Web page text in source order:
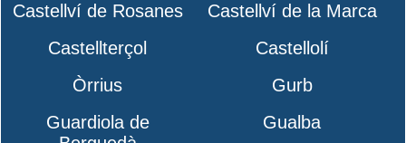
Castellví de Rosanes
Castellví de la Marca
Castellterçol
Castellolí
Òrrius
Gurb
Guardiola de
Gualba